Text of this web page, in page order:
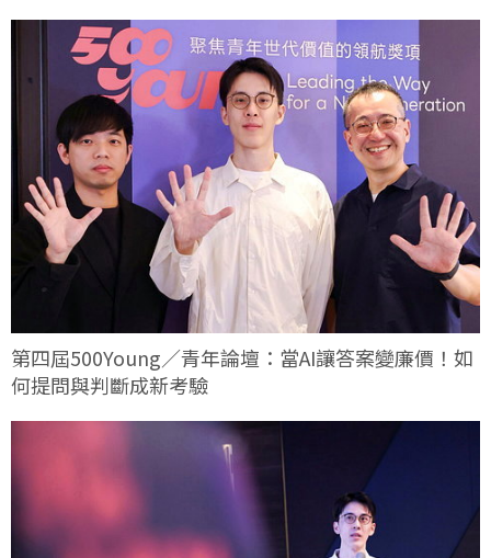
第四屆500Young／青年論壇：當AI讓答案變廉價！如
何提問與判斷成新考驗